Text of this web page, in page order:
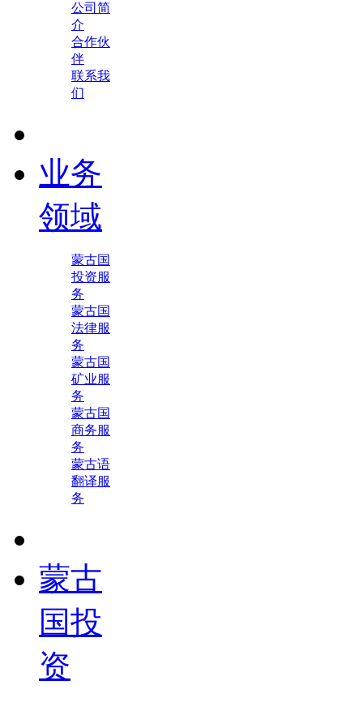
公司简
介
合作伙
伴
联系我
们
业务
领域
蒙古国
投资服
务
蒙古国
法律服
务
蒙古国
矿业服
务
蒙古国
商务服
务
蒙古语
翻译服
务
蒙古
国投
资